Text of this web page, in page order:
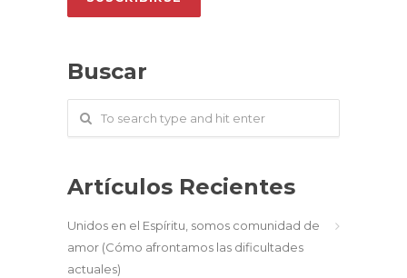
Buscar
Artículos Recientes
Unidos en el Espíritu, somos comunidad de
amor (Cómo afrontamos las dificultades
actuales)